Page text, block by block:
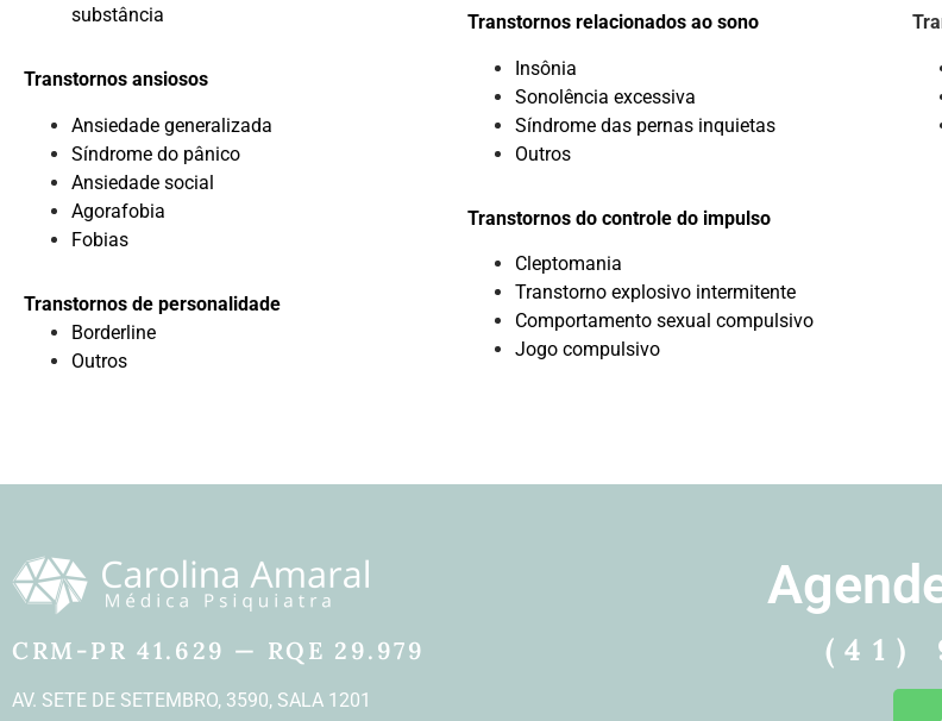
substância
Transtornos ansiosos
Ansiedade generalizada
Síndrome do pânico
Ansiedade social
Agorafobia
Fobias
Transtornos de personalidade
Borderline
Outros
Transtornos relacionados ao sono
Insônia
Sonolência excessiva
Síndrome das pernas inquietas
Outros
Transtornos do controle do impulso
Cleptomania
Transtorno explosivo intermitente
Comportamento sexual compulsivo
Jogo compulsivo
CRM-PR 41.629 — RQE 29.979
AV. SETE DE SETEMBRO, 3590, SALA 1201
(41)